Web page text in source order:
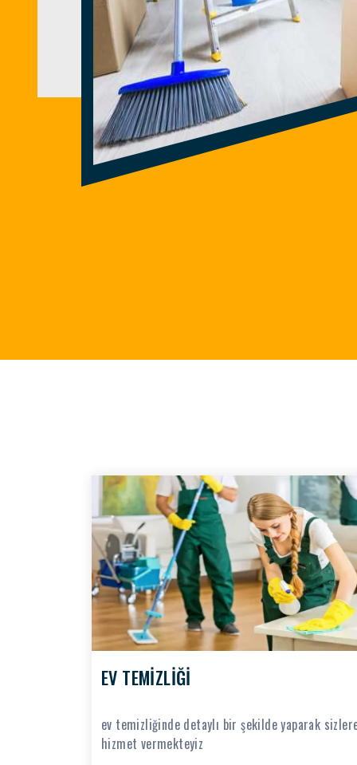
EV TEMİZLİĞİ
ev temizliğinde detaylı bir şekilde yaparak
hizmet vermekteyiz